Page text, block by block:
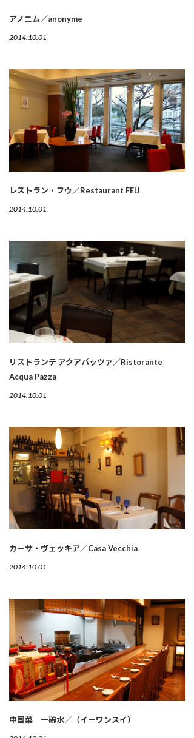
アノニム／anonyme
2014.10.01
レストラン・フウ／Restaurant FEU
2014.10.01
リストランテ アクアパッツァ／Ristorante
Acqua Pazza
2014.10.01
カーサ・ヴェッキア／Casa Vecchia
2014.10.01
中国菜 一碗水／（イーワンスイ）